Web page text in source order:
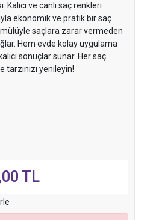
ve canlı saç renkleri
ekonomik ve pratik bir saç
saçlara zarar vermeden
Hem evde kolay uygulama
sonuçlar sunar. Her saç
yenileyin!
TL